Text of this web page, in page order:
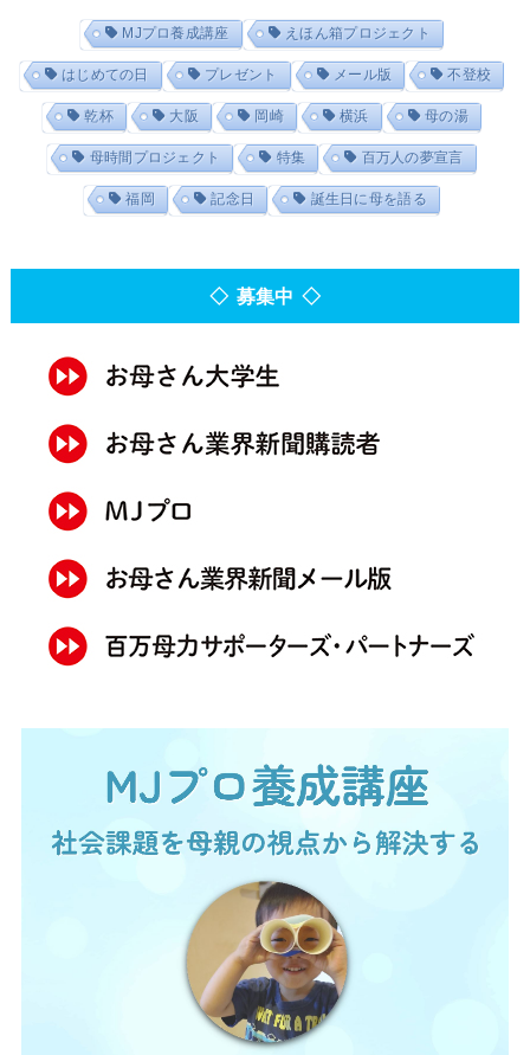
MJプロ養成講座 えほん箱プロジェクト
はじめての日 プレゼント メール版 不登校
乾杯 大阪 岡崎 横浜 母の湯
母時間プロジェクト 特集 百万人の夢宣言
福岡 記念日 誕生日に母を語る
◇ 募集中 ◇